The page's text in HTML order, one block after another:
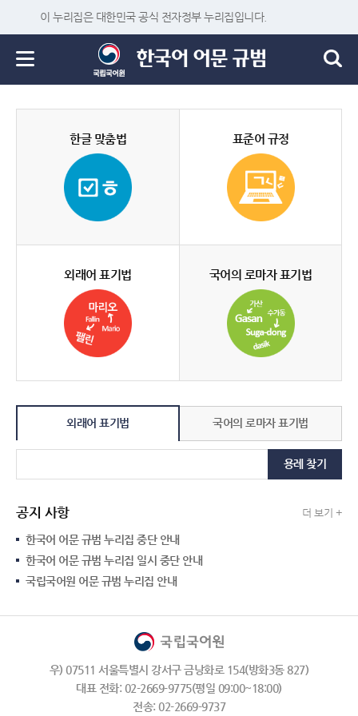
이 누리집은 대한민국 공식 전자정부 누리집입니다.
한글 맞춤법 표준어 규정
외래어 표기법 국어의 로마자 표기법
외래어 표기법 국어의 로마자 표기법
용례 찾기
공지 사항 더 보기 +
한국어 어문 규범 누리집 중단 안내
한국어 어문 규범 누리집 일시 중단 안내
국립국어원 어문 규범 누리집 안내
우) 07511 서울특별시 강서구 금낭화로 154(방화3동 827)
대표 전화: 02-2669-9775(평일 09:00~18:00)
전송: 02-2669-9737